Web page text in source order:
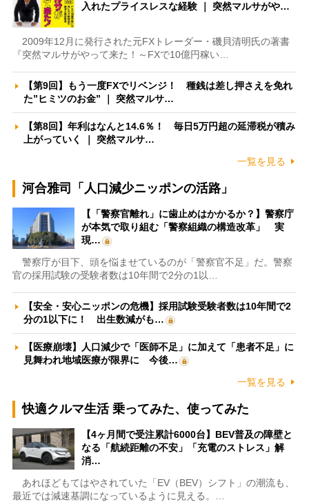
入れたプライスレスな経験 ｜ 突然マルサがや…
2009年12月に発行された元FXトレーダー・磯貝清明氏の著書
『突然マルサがやって来た！～FXで10億円稼い…
【第9回】もう一度FXでリベンジ！ 種銭は差し押さえを免れ
た”ヒミツのお金” ｜ 突然マルサ…
【第8回】年利はなんと14.6％！ 毎日5万円超の延滞税が積み
上がっていく ｜ 突然マルサ…
一覧を見る
河合雅司「人口減少ニッポンの活路」
【「警察官離れ」に歯止めはかかるか？】警察庁
が本気で取り組む「警察組織の構造改革」 実
現…
警察庁が目下、頭を悩ませているのが「警察官不足」だ。警察
官の採用試験の受験者数は10年間で2分の1以…
【安全・安心ニッポンの危機】採用試験受験者数は10年間で2
分の1以下に！ 出生数減がも…
【医療崩壊】人口減少で「医師不足」に加えて「患者不足」に
見舞われ地域医療が限界に 今後…
一覧を見る
快適クルマ生活 乗ってみた、使ってみた
【4ヶ月間で受注累計6000台】BEV普及の障壁と
なる「航続距離の不安」「充電のストレス」解
消…
あれほどもてはやされていた「EV（BEV）シフト」の潮流も、
最近では減速基調になっているように見える。…